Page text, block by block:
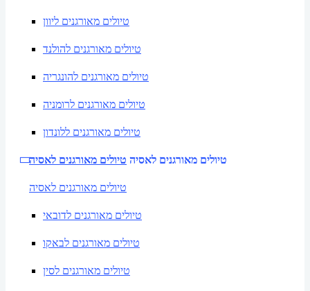
טיולים מאורגנים ליוון
טיולים מאורגנים להולנד
טיולים מאורגנים להונגריה
טיולים מאורגנים לרומניה
טיולים מאורגנים ללונדון
טיולים מאורגנים לאסיה טיולים מאורגנים לאסיה
טיולים מאורגנים לאסיה
טיולים מאורגנים לדובאי
טיולים מאורגנים לבאקו
טיולים מאורגנים לסין